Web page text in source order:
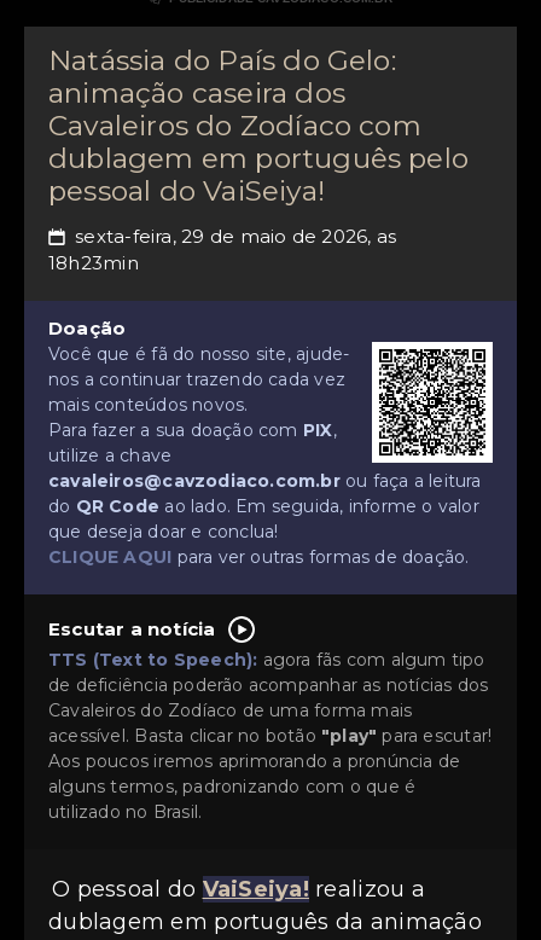
Natássia do País do Gelo:
animação caseira dos
Cavaleiros do Zodíaco com
dublagem em português pelo
pessoal do VaiSeiya!
📅 sexta-feira, 29 de maio de 2026, as
18h23min
Doação
Você que é fã do nosso site, ajude-
nos a continuar trazendo cada vez
mais conteúdos novos.
Para fazer a sua doação com PIX,
utilize a chave
cavaleiros@cavzodiaco.com.brou faça a leitura
do QR Code ao lado. Em seguida, informe o valor
que deseja doar e conclua!
CLIQUE AQUI para ver outras formas de doação.
Escutar a notícia
TTS (Text to Speech): agora fãs com algum tipo
de deficiência poderão acompanhar as notícias dos
Cavaleiros do Zodíaco de uma forma mais
acessível. Basta clicar no botão "play" para escutar!
Aos poucos iremos aprimorando a pronúncia de
alguns termos, padronizando com o que é
utilizado no Brasil.
O pessoal do VaiSeiya! realizou a
dublagem em português da animação